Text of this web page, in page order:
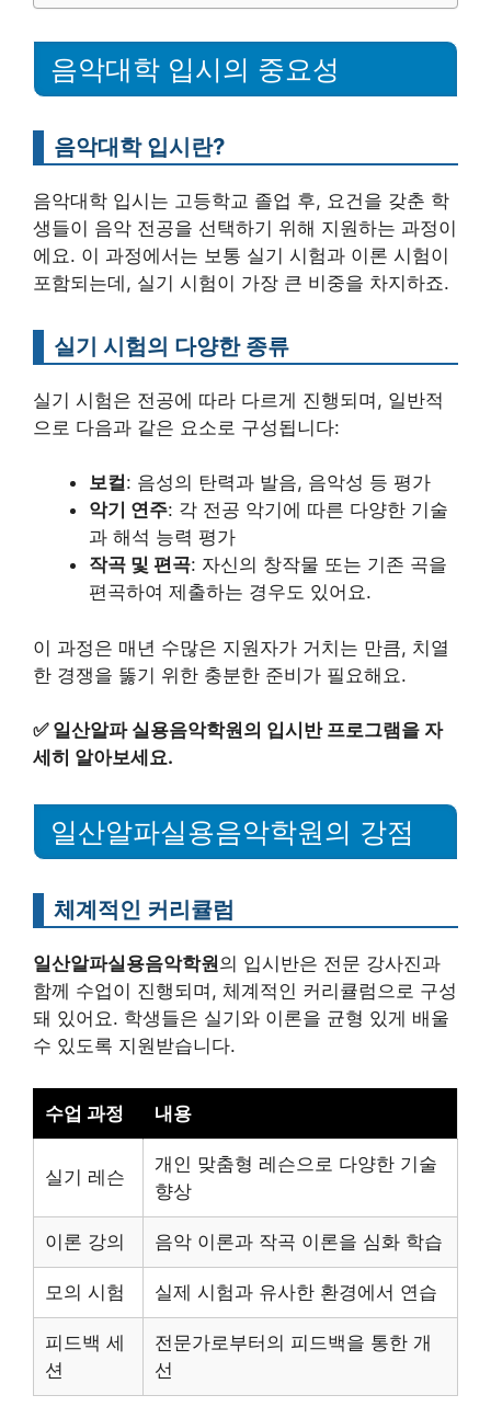
음악대학 입시의 중요성
음악대학 입시란?
음악대학 입시는 고등학교 졸업 후, 요건을 갖춘 학
생들이 음악 전공을 선택하기 위해 지원하는 과정이
에요. 이 과정에서는 보통 실기 시험과 이론 시험이
포함되는데, 실기 시험이 가장 큰 비중을 차지하죠.
실기 시험의 다양한 종류
실기 시험은 전공에 따라 다르게 진행되며, 일반적
으로 다음과 같은 요소로 구성됩니다:
보컬: 음성의 탄력과 발음, 음악성 등 평가
악기 연주: 각 전공 악기에 따른 다양한 기술
과 해석 능력 평가
작곡 및 편곡: 자신의 창작물 또는 기존 곡을
편곡하여 제출하는 경우도 있어요.
이 과정은 매년 수많은 지원자가 거치는 만큼, 치열
한 경쟁을 뚫기 위한 충분한 준비가 필요해요.
✅ 일산알파 실용음악학원의 입시반 프로그램을 자
세히 알아보세요.
일산알파실용음악학원의 강점
체계적인 커리큘럼
일산알파실용음악학원의 입시반은 전문 강사진과
함께 수업이 진행되며, 체계적인 커리큘럼으로 구성
돼 있어요. 학생들은 실기와 이론을 균형 있게 배울
수 있도록 지원받습니다.
수업 과정 내용
실기 레슨
개인 맞춤형 레슨으로 다양한 기술
향상
이론 강의 음악 이론과 작곡 이론을 심화 학습
모의 시험 실제 시험과 유사한 환경에서 연습
피드백 세
션
전문가로부터의 피드백을 통한 개
선